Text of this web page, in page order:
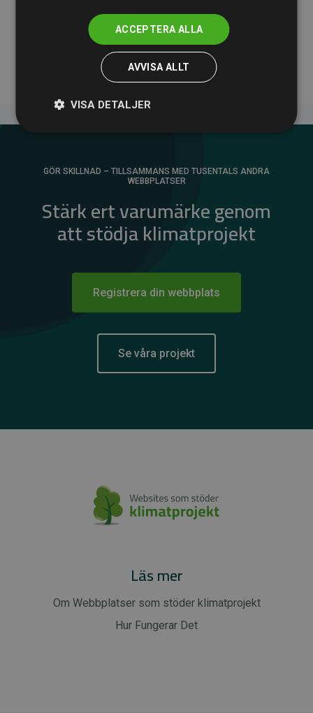
de beräknade CO₂-utsläppenfrån
medlemswebbplatser – ett tydligt bevis på att vårt
arbetssätt ger mätbar klimatnytta.
GÖR SKILLNAD – TILLSAMMANS MED TUSENTALS ANDRA
WEBBPLATSER
Stärk ert varumärke genom
att stödja klimatprojekt
Registrera din webbplats
Se våra projekt
Läs mer
Om Webbplatser som stöder klimatprojekt
Hur Fungerar Det
ACCEPTERA ALLA
AVVISA ALLT
VISA DETALJER